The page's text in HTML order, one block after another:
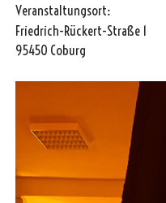
Veranstaltungsort:
Friedrich-Rückert-Straße 1
95450 Coburg